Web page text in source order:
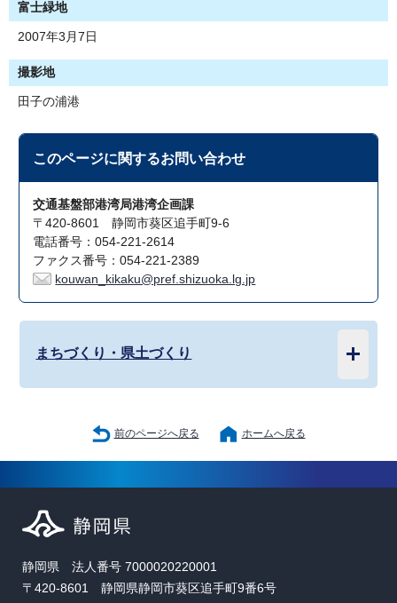
富士緑地
2007年3月7日
撮影地
田子の浦港
このページに関するお問い合わせ
交通基盤部港湾局港湾企画課
〒420-8601 静岡市葵区追手町9-6
電話番号：054-221-2614
ファクス番号：054-221-2389
kouwan_kikaku@pref.shizuoka.lg.jp
まちづくり・県土づくり
前のページへ戻る ホームへ戻る
静岡県 法人番号 7000020220001
〒420-8601 静岡県静岡市葵区追手町9番6号